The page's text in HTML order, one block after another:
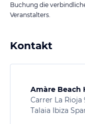
Buchung die
Veranstalters.
Kontakt
Amàre Beach
Carrer La Rioja
Talaia Ibiza